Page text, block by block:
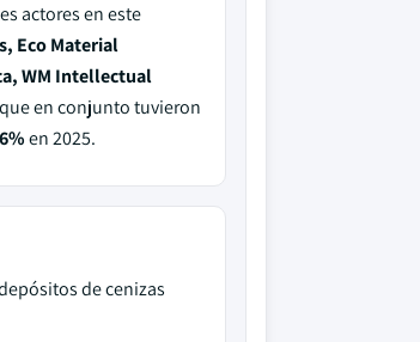
actores en este
Eco Material
WM Intellectual
en conjunto tuvieron
en 2025.
de cenizas